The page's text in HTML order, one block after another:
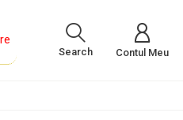
Search Contul Meu